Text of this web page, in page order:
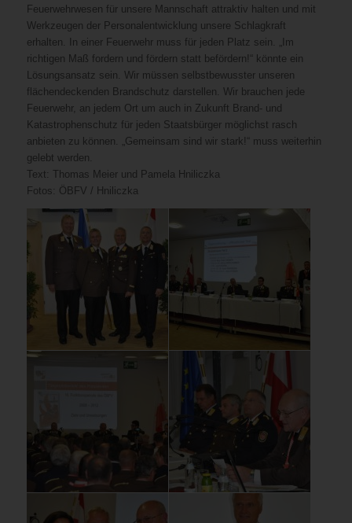
Feuerwehrwesen für unsere Mannschaft attraktiv halten und mit
Werkzeugen der Personalentwicklung unsere Schlagkraft
erhalten. In einer Feuerwehr muss für jeden Platz sein. „Im
richtigen Maß fordern und fördern statt befördern!“ könnte ein
Lösungsansatz sein. Wir müssen selbstbewusster unseren
flächendeckenden Brandschutz darstellen. Wir brauchen jede
Feuerwehr, an jedem Ort um auch in Zukunft Brand- und
Katastrophenschutz für jeden Staatsbürger möglichst rasch
anbieten zu können. „Gemeinsam sind wir stark!“ muss weiterhin
gelebt werden.
Text: Thomas Meier und Pamela Hniliczka
Fotos: ÖBFV / Hniliczka